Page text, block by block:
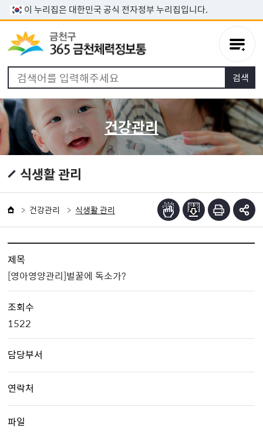
본문 바로가기
이 누리집은 대한민국 공식 전자정부 누리집입니다.
건강관리
식생활 관리
건강관리 식생활 관리
제목
[영아영양관리]벌꿀에 독소가?
조회수
1522
담당부서
연락처
파일